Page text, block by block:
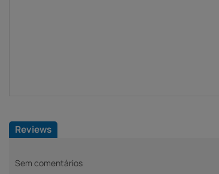
Reviews
Sem comentários